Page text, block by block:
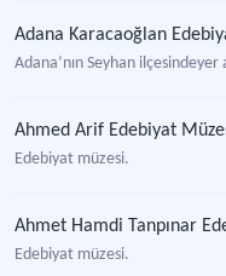
Adana Karacaoğlan
Adana’nın Seyhan
Ahmed Arif Edebiyat
Edebiyat müzesi.
Ahmet Hamdi Tanpınar
Edebiyat müzesi.